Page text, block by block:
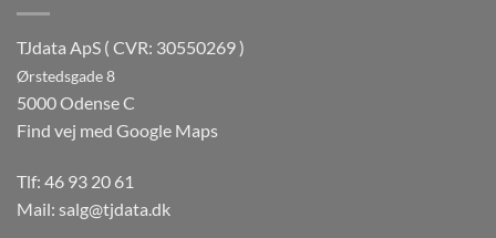
TJdata ApS ( CVR: 30550269 )
Ørstedsgade 8
5000 Odense C
Find vej med Google Maps
Tlf: 46 93 20 61
Mail: salg@tjdata.dk